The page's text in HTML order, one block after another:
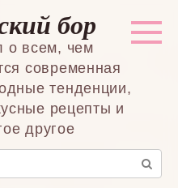
бор
о всем, чем
современная
тенденции,
рецепты и
другое